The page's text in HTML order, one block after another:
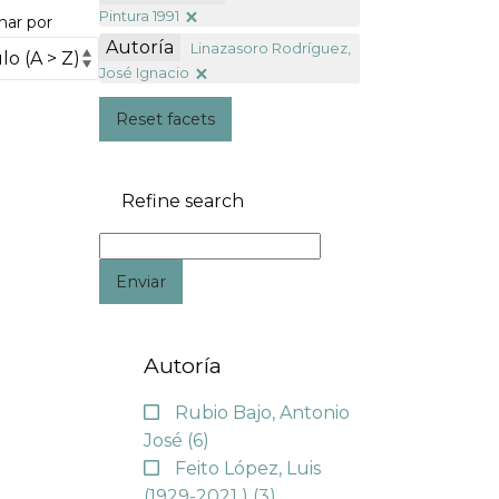
por Pintura 1991
Autoría
Linazasoro Rodríguez,
José Ignacio
Reset facets
Refine search
Enviar
Autoría
Rubio Bajo, Antonio
José (6)
Feito López, Luis